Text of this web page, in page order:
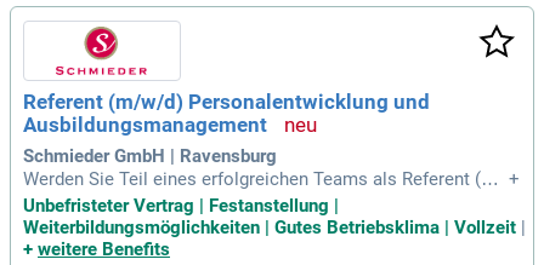
Referent (m/w/d) Personalentwicklung und
Ausbildungsmanagement
Schmieder GmbH | Ravensburg
Werden Sie Teil eines erfolgreichen Teams als Referent (m/
w/d) für Personalentwicklung und Ausbildungsmanagement
in Ravensburg! Schmieder, Ihr regionaler Spezialist für die Di
rektvermittlung, bietet Ihnen die Chance, in einem mittelstän
+
Unbefristeter Vertrag | Festanstellung |
Weiterbildungsmöglichkeiten | Gutes Betriebsklima | Vollzeit
+ weitere Benefits